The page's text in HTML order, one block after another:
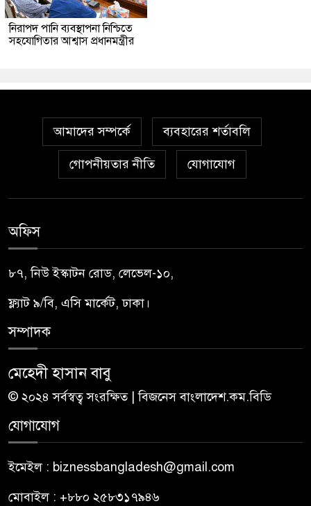
নিরাপদ পানি ব্যবস্থাপনা নিশ্চিতে
সহযোগিতার আশ্বাস প্রধানমন্ত্রীর
আমাদের সম্পর্কে ব্যবহারের শর্তাবলি
গোপনীয়তার নীতি যোগাযোগ
অফিস
৮৭, নিউ ইস্কাটন রোড, লেভেল-১০,
ফ্ল্যাট ৯/বি, এসি মার্কেট, ঢাকা।
সম্পাদক
মেহেদী হাসান বাবু
© ২০২৪ সর্বস্বত্ব সংরক্ষিত | বিজনেস বাংলাদেশ.কম.বিডি
যোগাযোগ
ইমেইল : biznessbangladesh@gmail.com
মোবাইল : +৮৮০ ২৫৮৩১৭৯৪৬